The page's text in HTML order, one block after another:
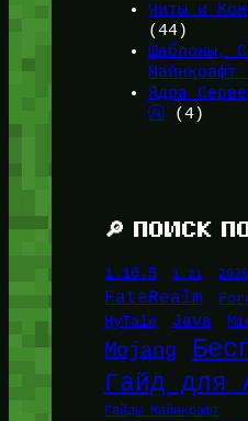
Читы и
(44)
Шаблоны,
Майнкрафт
Ядра
🚰(4)
🔎 ПОИСК
1.16.5 1.21 2026
FateRealm
HyTale Java
Mojang
Гайд для
Гайды Майнкрафт